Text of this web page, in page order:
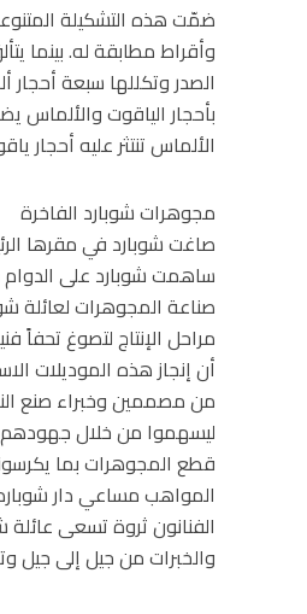
ضمّت هذه التشكيلة
وأقراط مطابقة له. بينما
الصدر وتكللها سبعة
بأحجار الياقوت والألماس
الألماس تنتثر عليه أحجار
مجوهرات شوبارد الفاخرة
صاغت شوبارد في مقرها
ساهمت شوبارد على الدوام
صناعة المجوهرات لعائلة
مراحل الإنتاج لتصوغ تحفاً
أن إنجاز هذه الموديلات
من مصممين وخبراء صنع
ليسهموا من خلال جهودهم
قطع المجوهرات بما
الفنانون ثروة تسعى
والخبرات من جيل إلى جيل